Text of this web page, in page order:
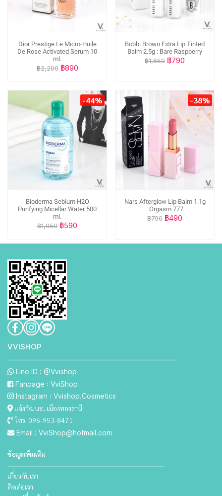
Dior Prestige Le Micro-Huile
De Rose Activated Serum 10
ml.
฿2,200 ฿890
Bobbi Brown Extra Lip Tinted
Balm 2.5g : Bare Raspberry
฿1,650 ฿790
-44%
Bioderma Sebium H2O
Purifying Micellar Water 500
ml.
฿1,050 ฿590
-38%
Nars Afterglow Lip Balm 1.1g
: Orgasm 777
฿790 ฿490
VVISHO P
Line ID : @Vvishop
Fanpage : VviShop
Instagram : Vvishop.Cosmetics
แจ้งวัฒนะ, เมืองทองธานี
โทร. 096-953-8471
Email : VviShop@hotmail.com
ข้อมูลเพิ่มเติม
เกี่ยวกับเรา
ติดต่อเรา